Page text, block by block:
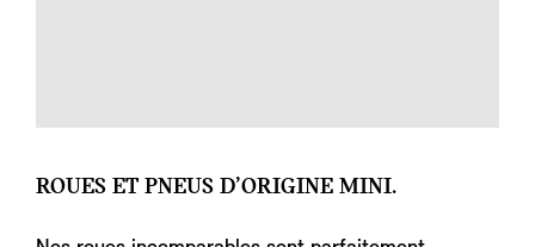
ROUES ET PNEUS D’ORIGINE MINI.